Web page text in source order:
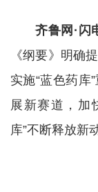
齐鲁网·闪
《纲要》明确
实施“蓝色药库
展新赛道，加
库”不断释放新